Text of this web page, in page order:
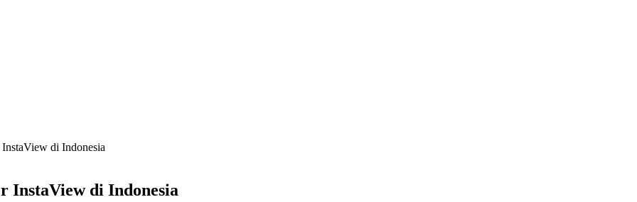
di Indonesia
InstaView di Indonesia